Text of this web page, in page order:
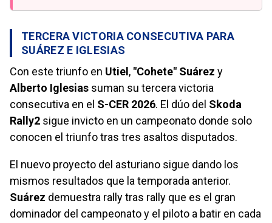
TERCERA VICTORIA CONSECUTIVA PARA
SUÁREZ E IGLESIAS
Con este triunfo en Utiel , "Cohete" Suárez y
Alberto Iglesias suman su tercera victoria
consecutiva en el S-CER 2026. El dúo del Skoda
Rally2 sigue invicto en un campeonato donde solo
conocen el triunfo tras tres asaltos disputados.
El nuevo proyecto del asturiano sigue dando los
mismos resultados que la temporada anterior.
Suárez demuestra rally tras rally que es el gran
dominador del campeonato y el piloto a batir en cada